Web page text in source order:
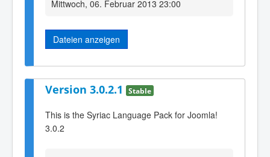
Mittwoch, 06. Februar 2013 23:00
Dateien anzeigen
Version 3.0.2.1 Stable
This is the Syriac Language Pack for Joomla!
3.0.2